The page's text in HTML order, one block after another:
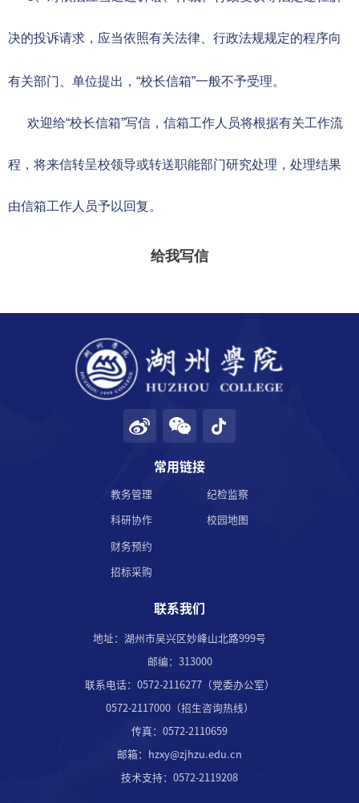
决的投诉请求，应当依照有关法律、行政法规规定的程序向
有关部门、单位提出，“校长信箱”一般不予受理。
欢迎给“校长信箱”写信，信箱工作人员将根据有关工作流
程，将来信转呈校领导或转送职能部门研究处理，处理结果
由信箱工作人员予以回复。
给我写信
常用链接
教务管理
科研协作
财务预约
招标采购
纪检监察
校园地图
联系我们
地址：湖州市吴兴区妙峰山北路999号
邮编：313000
联系电话：0572-2116277（党委办公室）
0572-2117000（招生咨询热线）
传真：0572-2110659
邮箱：hzxy@zjhzu.edu.cn
技术支持：0572-2119208